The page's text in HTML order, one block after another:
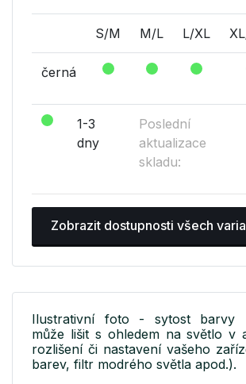
S/M M/L L/XL
černá
1-3
dny
Poslední
aktualizace
skladu:
Zobrazit dostupnosti všech
Ilustrativní foto - sytost barvy
může lišit s ohledem na světlo v
rozlišení či nastavení vašeho
barev, filtr modrého světla apod.).